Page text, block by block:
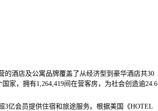
的酒店及公寓品牌覆盖了从经济型到豪华酒店共30
家，拥有1,264,419间在营客房，为社会创造逾24.6
亿会员提供住宿和旅途服务。根据美国《HOTEL